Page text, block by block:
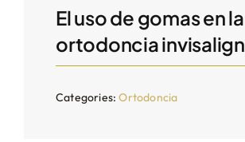
El uso de gomas en la
ortodoncia invisalign
Categories:Ortodoncia